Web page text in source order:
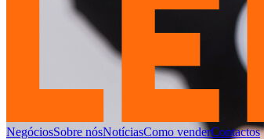
NegóciosSobre nósNotíciasComo venderContactos